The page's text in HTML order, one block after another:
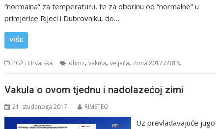
“normalna” za temperaturu, te za oborinu od “normalne” u
primjerice Rijeci i Dubrovniku, do…
VIŠE
PGŽ i Hrvatska dhmz,vakula,veljača, Zima 2017./2018.
Vakula o ovom tjednu i nadolazećoj zimi
21. studenoga 2017. RIMETEO
Uz prevladavajuće jugo